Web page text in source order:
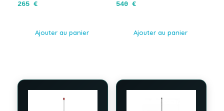
265 €
Ajouter au panier
540 €
Ajouter au panier